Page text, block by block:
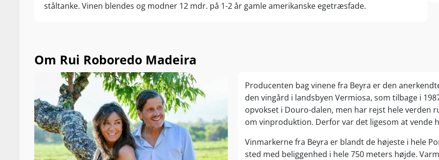
ståltanke. Vinen blendes og modner 12 mdr. på 1-2 år gamle amerikanske egetræsfade.
Om Rui Roboredo Madeira
Producenten bag vinene fra Beyra er den
den vingård i landsbyen Vermiosa, som tilbage i
opvokset i Douro-dalen, men har rejst hele
om vinproduktion. Derfor var det ligesom at vende
Vinmarkerne fra Beyra er blandt de højeste i hele
sted med beliggenhed i hele 750 meters højde.